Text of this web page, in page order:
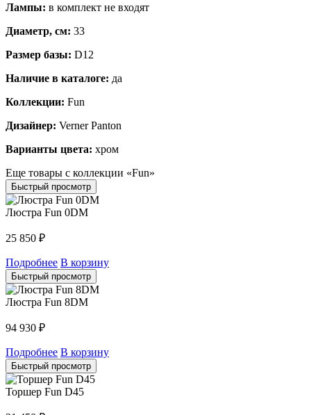
Лампы: в комплект не входят
Диаметр, см: 33
Размер базы: D12
Наличие в каталоге: да
Коллекции: Fun
Дизайнер: Verner Panton
Варианты цвета: хром
Еще товары с коллекции «Fun»
Быстрый просмотр
Люстра Fun 0DM
25 850 ₽
Подробнее В корзину
Быстрый просмотр
Люстра Fun 8DM
94 930 ₽
Подробнее В корзину
Быстрый просмотр
Торшер Fun D45